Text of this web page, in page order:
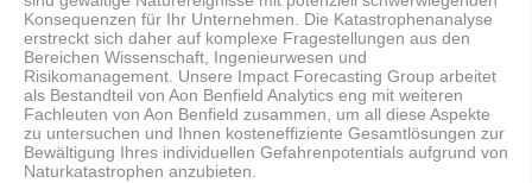
Konsequenzen für Ihr Unternehmen. Die Katastrophenanalyse
erstreckt sich daher auf komplexe Fragestellungen aus den
Bereichen Wissenschaft, Ingenieurwesen und
Risikomanagement. Unsere Impact Forecasting Group arbeitet
als Bestandteil von Aon Benfield Analytics eng mit weiteren
Fachleuten von Aon Benfield zusammen, um all diese Aspekte
zu untersuchen und Ihnen kosteneffiziente Gesamtlösungen zur
Bewältigung Ihres individuellen Gefahrenpotentials aufgrund von
Naturkatastrophen anzubieten.